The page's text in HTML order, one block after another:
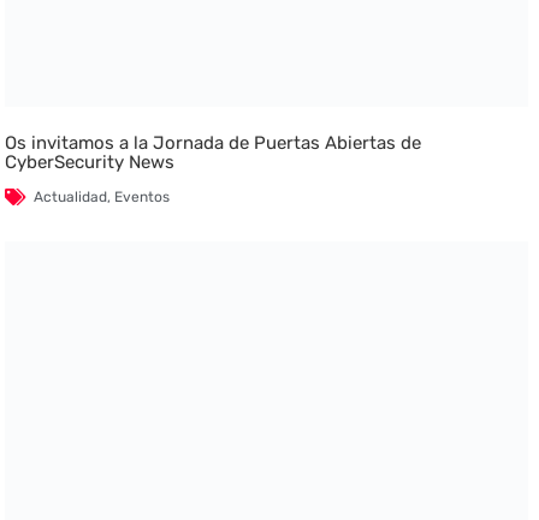
Os invitamos a la Jornada de Puertas Abiertas de
CyberSecurity News
Actualidad, Eventos